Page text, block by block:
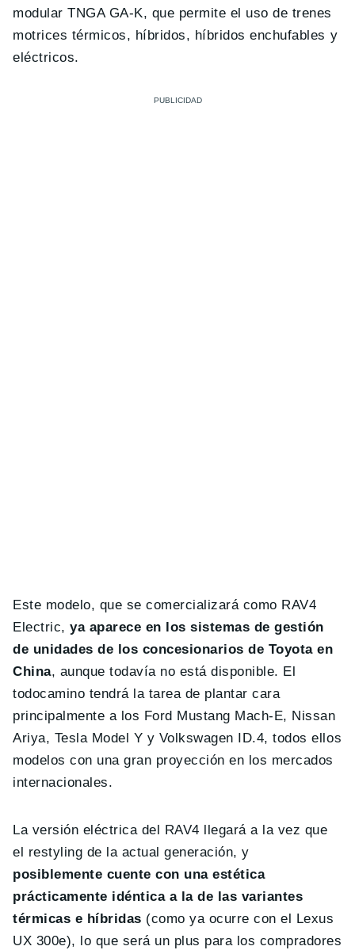
modular TNGA GA-K, que permite el uso de trenes
motrices térmicos, híbridos, híbridos enchufables y
eléctricos.
Este modelo, que se comercializará como RAV4
Electric,ya aparece en los sistemas de gestión
de unidades de los concesionarios de Toyota en
China, aunque todavía no está disponible. El
todocamino tendrá la tarea de plantar cara
principalmente a los Ford Mustang Mach-E, Nissan
Ariya, Tesla Model Y y Volkswagen ID.4, todos ellos
modelos con una gran proyección en los mercados
internacionales.
La versión eléctrica del RAV4 llegará a la vez que
el restyling de la actual generación, y
posiblemente cuente con una estética
prácticamente idéntica a la de las variantes
térmicas e híbridas (como ya ocurre con el Lexus
UX 300e), lo que será un plus para los compradores